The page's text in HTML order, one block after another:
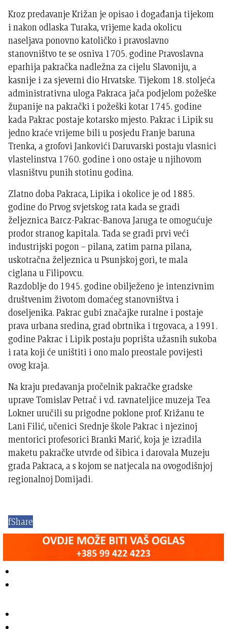
Kroz predavanje Križan je opisao i događanja tijekom
i nakon odlaska Turaka, vrijeme kada okolicu
naseljava ponovno katoličko i pravoslavno
stanovništvo te se osniva 1705. godine Pravoslavna
eparhija pakračka nadležna za cijelu Slavoniju, a
kasnije i za sjeverni dio Hrvatske. Tijekom 18. stoljeća
administrativna uloga Pakraca jača podjelom požeške
županije na pakrački i požeški kotar 1745. godine
kada Pakrac postaje kotarsko mjesto. Pakrac i Lipik su
jedno kraće vrijeme bili u posjedu Franje baruna
Trenka, a grofovi Jankovići Daruvarski postaju vlasnici
vlastelinstva 1760. godine i ono ostaje u njihovom
vlasništvu punih stotinu godina.
Zlatno doba Pakraca, Lipika i okolice je od 1885.
godine do Prvog svjetskog rata kada se gradi
željeznica Barcz-Pakrac-Banova Jaruga te omogućuje
prodor stranog kapitala. Tada se gradi prvi veći
industrijski pogon – pilana, zatim parna pilana,
uskotračna željeznica u Psunjskoj gori, te mala
ciglana u Filipovcu.
Razdoblje do 1945. godine obilježeno je intenzivnim
društvenim životom domaćeg stanovništva i
doseljenika. Pakrac gubi značajke ruralne i postaje
prava urbana sredina, grad obrtnika i trgovaca, a 1991.
godine Pakrac i Lipik postaju poprišta užasnih sukoba
i rata koji će uništiti i ono malo preostale povijesti
ovog kraja.
Na kraju predavanja pročelnik pakračke gradske
uprave Tomislav Petrač i v.d. ravnateljice muzeja Tea
Lokner uručili su prigodne poklone prof. Križanu te
Lani Filić, učenici Srednje škole Pakrac i njezinoj
mentorici profesorici Branki Marić, koja je izradila
maketu pakračke utvrde od šibica i darovala Muzeju
grada Pakraca, a s kojom se natjecala na ovogodišnjoj
regionalnoj Domijadi.
fShare